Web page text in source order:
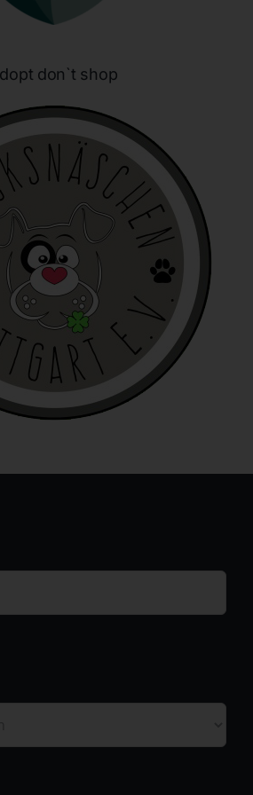
don`t shop
eine natürliche Person angesehen, die
insbesondere mittels Zuordnung zu
besonderen Merkmalen, die
kulturellen oder sozialen
Person sind, identifiziert
Person
ist jede identifizierte oder
Person, deren
Daten von dem für die Verarbeitung
verarbeitet werden.
mit oder ohne Hilfe automatisierter
Vorgang oder jede solche
Zusammenhang mit
Daten wie das Erheben, das
das Ordnen, die Speicherung,
oder eine andere Form der
der Verarbeitung
einzuschränken.
der automatisierten Verarbeitung